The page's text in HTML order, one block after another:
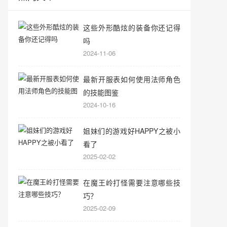
这些外形酷炫的装备你还记得
吗
2024-11-06
最新开服表如何使用法师角色
的技能图鉴
2024-10-16
姐妹们的游戏好HAPPY之被小
看了
2025-02-02
在魔王岭打怪需要注意哪些技
巧？
2025-02-09